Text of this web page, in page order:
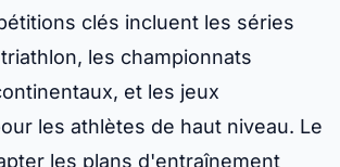
clés incluent les séries
les championnats
et les jeux
les athlètes de haut niveau. Le
les plans d'entraînement